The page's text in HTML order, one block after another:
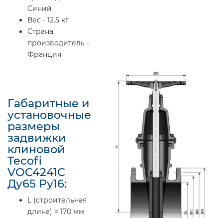
Синий
Вес - 12.5 кг
Страна
производитель -
Франция
Габаритные и
установочные
размеры
задвижки
клиновой
Tecofi
VOC4241C
Ду65 Ру16:
L (строительная
длина) = 170 мм